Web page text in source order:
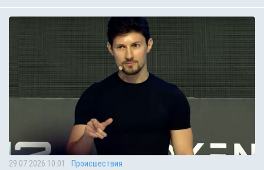
29.07.2026 10:01 Происшествия